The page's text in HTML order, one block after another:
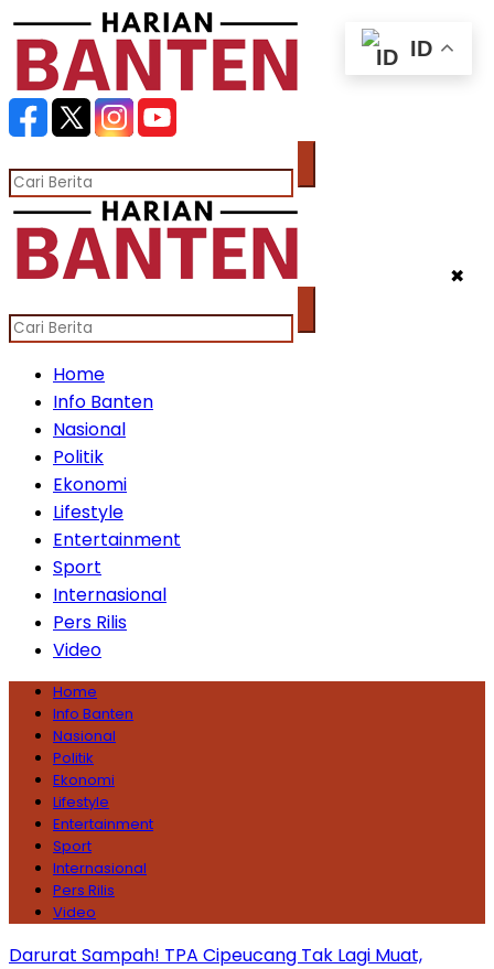
✖
Home
Info Banten
Nasional
Politik
Ekonomi
Lifestyle
Entertainment
Sport
Internasional
Pers Rilis
Video
Home
Info Banten
Nasional
Politik
Ekonomi
Lifestyle
Entertainment
Sport
Internasional
Pers Rilis
Video
Darurat Sampah! TPA Cipeucang Tak Lagi Muat,
ID